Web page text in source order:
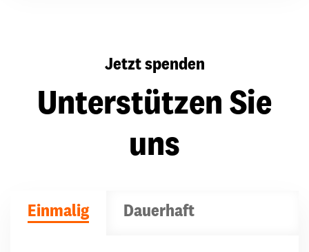
Jetzt spenden
Unterstützen Sie
uns
Einmalig Dauerhaft